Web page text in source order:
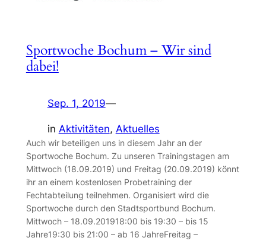
Sportwoche Bochum – Wir sind
dabei!
Sep. 1, 2019—
in Aktivitäten, Aktuelles
Auch wir beteiligen uns in diesem Jahr an der
Sportwoche Bochum. Zu unseren Trainingstagen am
Mittwoch (18.09.2019) und Freitag (20.09.2019) könnt
ihr an einem kostenlosen Probetraining der
Fechtabteilung teilnehmen. Organisiert wird die
Sportwoche durch den Stadtsportbund Bochum.
Mittwoch – 18.09.201918:00 bis 19:30 – bis 15
Jahre19:30 bis 21:00 – ab 16 JahreFreitag –